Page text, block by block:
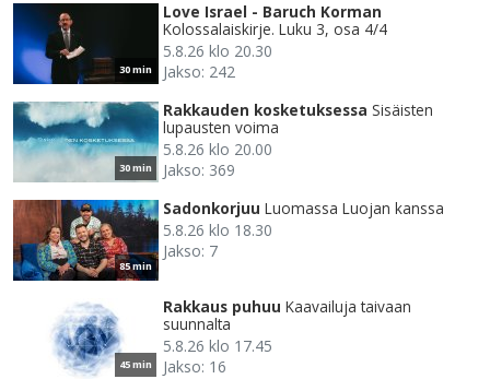
30 min
Love Israel - Baruch Korman
Kolossalaiskirje. Luku 3, osa 4/4
5.8.26 klo 20.30
Jakso: 242
30 min
Rakkauden kosketuksessa Sisäisten
lupausten voima
5.8.26 klo 20.00
Jakso: 369
85 min
Sadonkorjuu Luomassa Luojan kanssa
5.8.26 klo 18.30
Jakso: 7
45 min
Rakkaus puhuu Kaavailuja taivaan
suunnalta
5.8.26 klo 17.45
Jakso: 16